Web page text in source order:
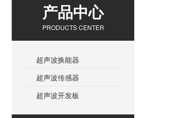
产品中心
PRODUCTS CENTER
超声波换能器
超声波传感器
超声波开发板